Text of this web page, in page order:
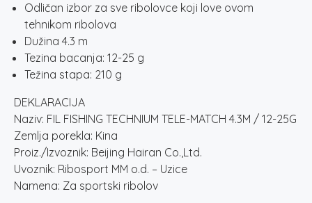
Odličan izbor za sve ribolovce koji love ovom
tehnikom ribolova
Dužina 4.3 m
Tezina bacanja: 12-25 g
Težina stapa: 210 g
DEKLARACIJA
Naziv: FIL FISHING TECHNIUM TELE-MATCH 4.3M / 12-25G
Zemlja porekla: Kina
Proiz./Izvoznik: Beijing Hairan Co.,Ltd.
Uvoznik: Ribosport MM o.d. – Uzice
Namena: Za sportski ribolov